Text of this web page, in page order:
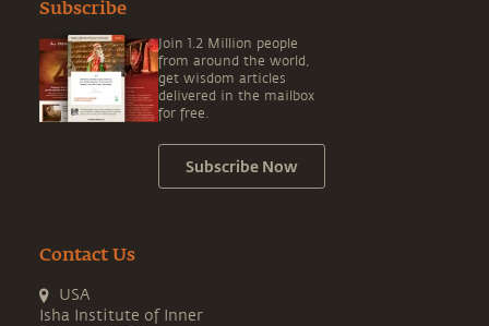
Subscribe
Join 1.2 Million people
from around the world,
get wisdom articles
delivered in the mailbox
for free.
Subscribe Now
Contact Us
USA
Isha Institute of Inner